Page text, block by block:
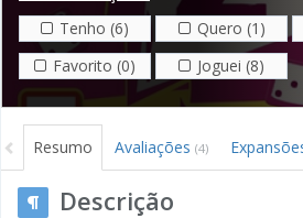
Tenho (6)
Quero (1)
Favorito (0)
Joguei (8)
Resumo Avaliações (4)
Descrição